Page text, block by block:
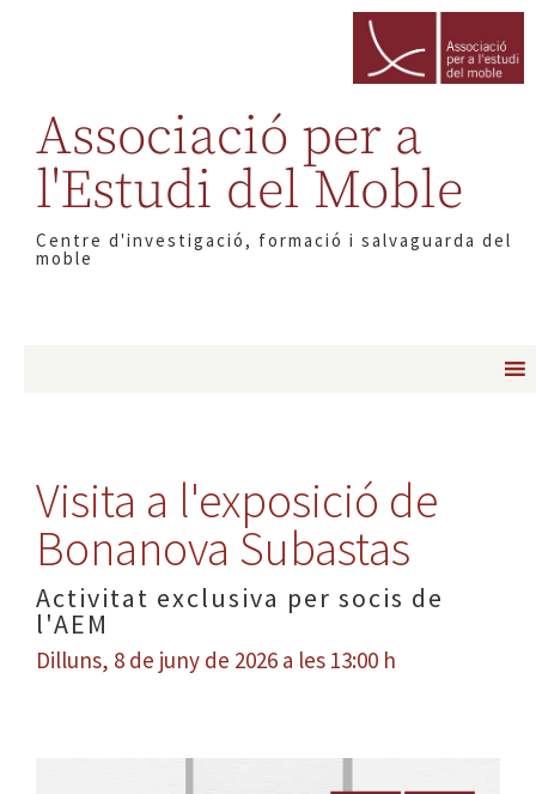
Associació per a
l'Estudi del Moble
Centre d'investigació, formació i salvaguarda del
moble
Visita a l'exposició de
Bonanova Subastas
Activitat exclusiva per socis de
l'AEM
Dilluns, 8 de juny de 2026 a les 13:00 h